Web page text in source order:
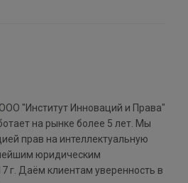
на рынке более 5 лет. Мы
прав на интеллектуальную
юридическим
г. Даём клиентам уверенность в